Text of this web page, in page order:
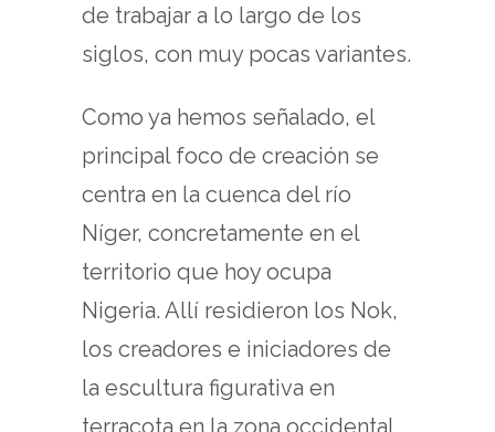
de trabajar a lo largo de los
siglos, con muy pocas variantes.
Como ya hemos señalado, el
principal foco de creación se
centra en la cuenca del río
Níger, concretamente en el
territorio que hoy ocupa
Nigeria. Allí residieron los Nok,
los creadores e iniciadores de
la escultura figurativa en
terracota en la zona occidental